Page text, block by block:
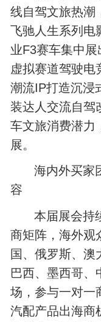
线自驾文旅热潮
飞驰人生系列电
业F3赛车集中展
虚拟赛道驾驶电
潮流IP打造沉浸
装达人交流自驾
车文旅消费潜力
展。
海内外买家
容
本届展会持
商矩阵，海外观
国、俄罗斯、澳
巴西、墨西哥、
场，参与一对一
汽配产品出海商